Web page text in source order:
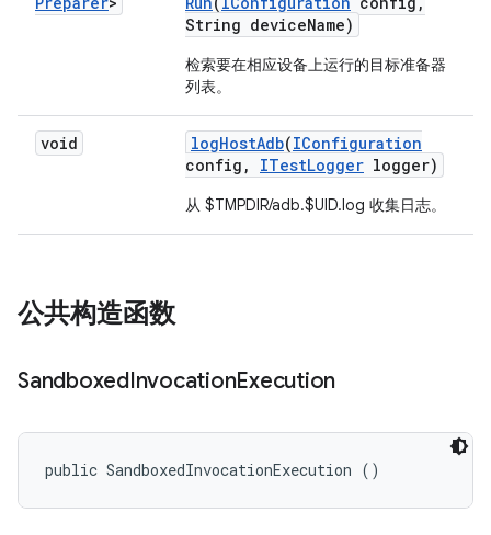
String deviceName)
检索要在相应设备上运行的目标准备器
列表。
void logHostAdb(IConfiguration
config , ITestLogger logger)
从 $TMPDIR/adb.$UID.log 收集日志。
公共构造函数
SandboxedInvocationExecution
public SandboxedInvocationExecution ()